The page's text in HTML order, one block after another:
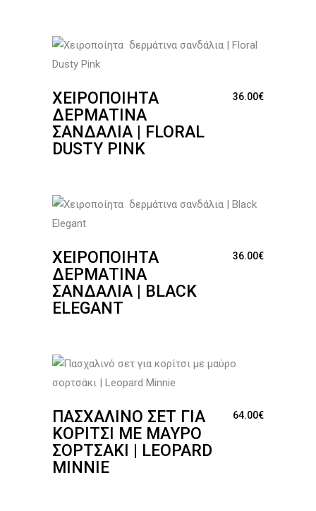
ΧΕΙΡΟΠΟΊΗΤΑ
ΔΕΡΜΆΤΙΝΑ
ΣΑΝΔΆΛΙΑ | FLORAL
DUSTY PINK
36.00€
ΧΕΙΡΟΠΟΊΗΤΑ
ΔΕΡΜΆΤΙΝΑ
ΣΑΝΔΆΛΙΑ | BLACK
ELEGANT
36.00€
ΠΑΣΧΑΛΙΝΌ ΣΕΤ ΓΙΑ
ΚΟΡΊΤΣΙ ΜΕ ΜΑΎΡΟ
ΣΟΡΤΣΆΚΙ | LEOPARD
MINNIE
64.00€